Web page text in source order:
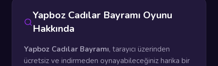
Yapboz Cadılar Bayramı Oyunu
Hakkında
Yapboz Cadılar Bayramı, tarayıcı üzerinden
ücretsiz ve indirmeden oynayabileceğiniz harika bir